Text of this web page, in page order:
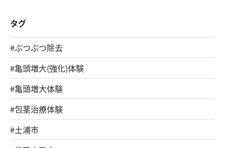
タグ
#ぶつぶつ除去
#亀頭増大(強化)体験
#亀頭増大体験
#包茎治療体験
#土浦市